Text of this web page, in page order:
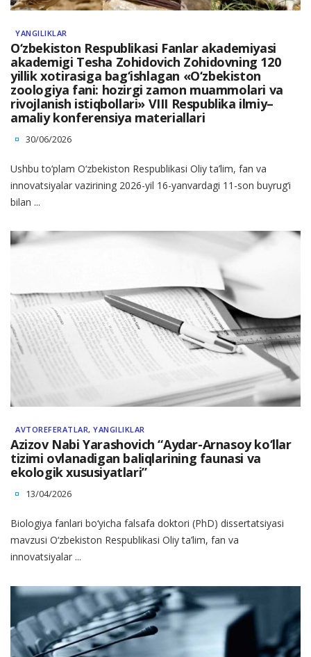
YANGILIKLAR
O‘zbekiston Respublikasi Fanlar akademiyasi
akademigi Tesha Zohidovich Zohidovning 120
yillik xotirasiga bag‘ishlagan «O‘zbekiston
zoologiya fani: hozirgi zamon muammolari va
rivojlanish istiqbollari» VIII Respublika ilmiy–
amaliy konferensiya materiallari
30/06/2026
Ushbu to‘plam O‘zbekiston Respublikasi Oliy ta’lim, fan va
innovatsiyalar vazirining 2026-yil 16-yanvardagi 11-son buyrug‘i
bilan ...
AVTOREFERATLAR, YANGILIKLAR
Azizov Nabi Yarashovich “Aydar-Arnasoy ko‘llar
tizimi ovlanadigan baliqlarining faunasi va
ekologik xususiyatlari”
13/04/2026
Biologiya fanlari bo‘yicha falsafa doktori (PhD) dissertatsiyasi
mavzusi O‘zbekiston Respublikasi Oliy ta’lim, fan va
innovatsiyalar ...